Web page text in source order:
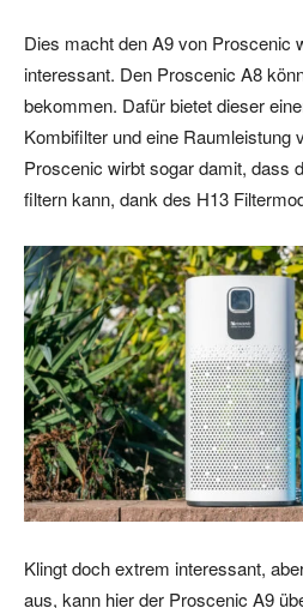
Dies macht den A9 von Proscenic
interessant. Den Proscenic A8
bekommen. Dafür bietet dieser
Kombifilter und eine Raumleistung
Proscenic wirbt sogar damit, dass
filtern kann, dank des H13
Klingt doch extrem interessant,
aus, kann hier der Proscenic A9